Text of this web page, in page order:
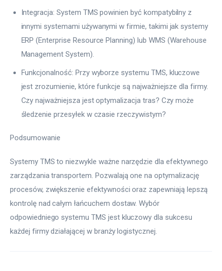
Integracja: System TMS powinien być kompatybilny z
innymi systemami używanymi w firmie, takimi jak systemy
ERP (Enterprise Resource Planning) lub WMS (Warehouse
Management System).
Funkcjonalność: Przy wyborze systemu TMS, kluczowe
jest zrozumienie, które funkcje są najważniejsze dla firmy.
Czy najważniejsza jest optymalizacja tras? Czy może
śledzenie przesyłek w czasie rzeczywistym?
Podsumowanie
Systemy TMS to niezwykle ważne narzędzie dla efektywnego
zarządzania transportem. Pozwalają one na optymalizację
procesów, zwiększenie efektywności oraz zapewniają lepszą
kontrolę nad całym łańcuchem dostaw. Wybór
odpowiedniego systemu TMS jest kluczowy dla sukcesu
każdej firmy działającej w branży logistycznej.